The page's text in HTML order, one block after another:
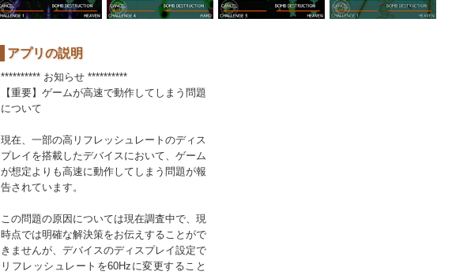
アプリの説明
********** お知らせ **********
【重要】ゲームが高速で動作してしまう問題
について
現在、一部の高リフレッシュレートのディス
プレイを搭載したデバイスにおいて、ゲーム
が想定よりも高速に動作してしまう問題が報
告されています。
この問題の原因については現在調査中で、現
時点では明確な解決策をお伝えすることがで
きませんが、デバイスのディスプレイ設定で
リフレッシュレートを60Hzに変更すること